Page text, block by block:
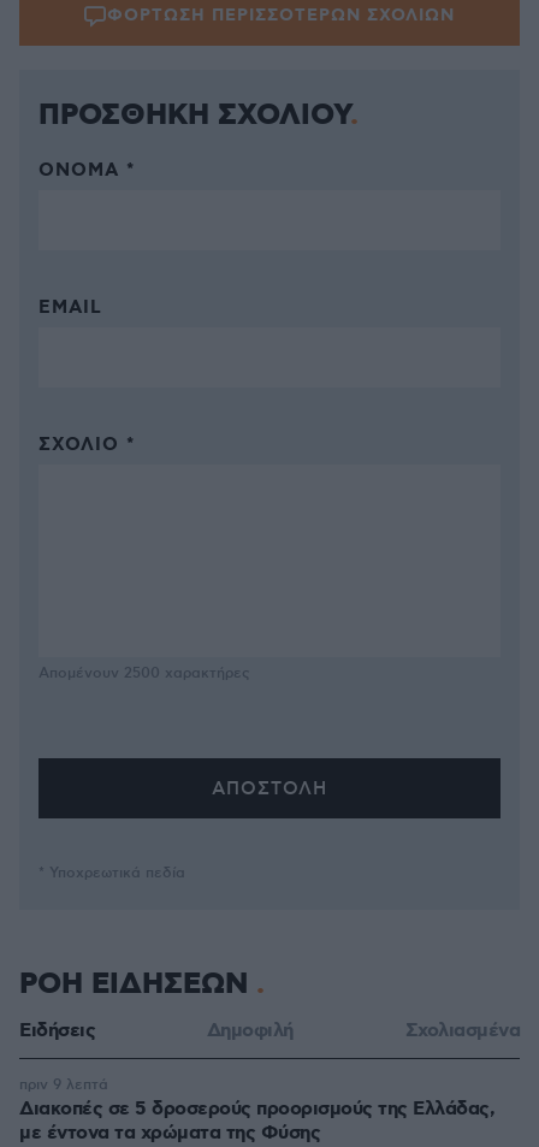
ΦΟΡΤΩΣΗ ΠΕΡΙΣΣΟΤΕΡΩΝ ΣΧΟΛΙΩΝ
ΠΡΟΣΘΗΚΗ ΣΧΟΛΙΟΥ
ΌΝΟΜΑ *
EMAIL
ΣΧΌΛΙΟ *
Απομένουν 2500 χαρακτήρες
* Υποχρεωτικά πεδία
ΡΟΗ ΕΙΔΗΣΕΩΝ
Ειδήσεις Δημοφιλή Σχολιασμένα
Διακοπές σε 5 δροσερούς προορισμούς της Ελλάδας,
με έντονα τα χρώματα της Φύσης
πριν 9 λεπτά